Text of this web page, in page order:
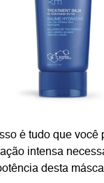
é tudo que você
intensa
desta